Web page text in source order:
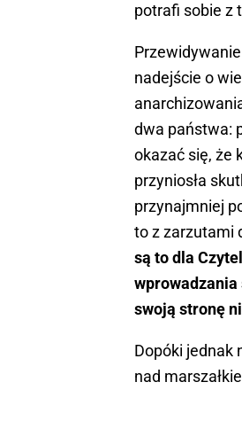
potrafi sobie z
nadejście o
dwa państwa:
okazać się, że
przyniosła
przynajmniej
to z zarzutami
są to dla
swoją stronę
Dopóki jednak
nad